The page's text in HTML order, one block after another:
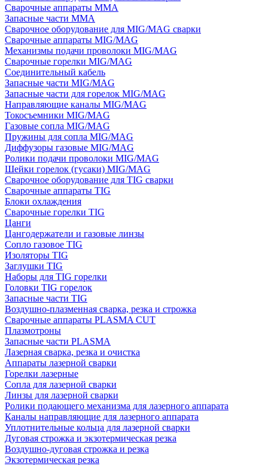
Сварочные аппараты MMA
Запасные части MMA
Сварочное оборудование для MIG/MAG сварки
Сварочные аппараты MIG/MAG
Механизмы подачи проволоки MIG/MAG
Сварочные горелки MIG/MAG
Соединительный кабель
Запасные части MIG/MAG
Запасные части для горелок MIG/MAG
Направляющие каналы MIG/MAG
Токосъемники MIG/MAG
Газовые сопла MIG/MAG
Пружины для сопла MIG/MAG
Диффузоры газовые MIG/MAG
Ролики подачи проволоки MIG/MAG
Шейки горелок (гусаки) MIG/MAG
Сварочное оборудование для TIG сварки
Сварочные аппараты TIG
Блоки охлаждения
Сварочные горелки TIG
Цанги
Цангодержатели и газовые линзы
Сопло газовое TIG
Изоляторы TIG
Заглушки TIG
Наборы для TIG горелки
Головки TIG горелок
Запасные части TIG
Воздушно-плазменная сварка, резка и строжка
Сварочные аппараты PLASMA CUT
Плазмотроны
Запасные части PLASMA
Лазерная сварка, резка и очистка
Аппараты лазерной сварки
Горелки лазерные
Сопла для лазерной сварки
Линзы для лазерной сварки
Ролики подающего механизма для лазерного аппарата
Каналы направляющие для лазерного аппарата
Уплотнительные кольца для лазерной сварки
Дуговая строжка и экзотермическая резка
Воздушно-дуговая строжка и резка
Экзотермическая резка